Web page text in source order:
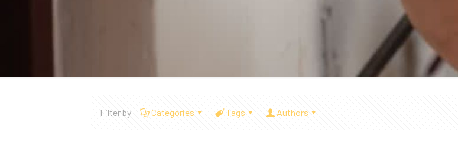
Filter by Categories Tags Authors